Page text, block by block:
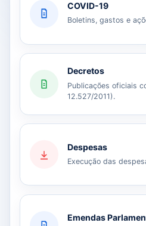
COVID-19
Boletins, gastos e
Decretos
Publicações oficiais
12.527/2011).
Despesas
Execução das
Emendas